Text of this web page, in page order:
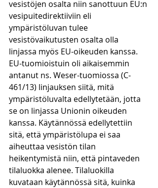
vesistöjen osalta niin sanottuun EU:n
vesipuitedirektiiviin eli
ympäristöluvan tulee
vesistövaikutusten osalta olla
linjassa myös EU-oikeuden kanssa.
EU-tuomioistuin oli aikaisemmin
antanut ns. Weser-tuomiossa (C-
461/13) linjauksen siitä, mitä
ympäristöluvalta edellytetään, jotta
se on linjassa Unionin oikeuden
kanssa. Käytännössä edellytettiin
sitä, että ympäristölupa ei saa
aiheuttaa vesistön tilan
heikentymistä niin, että pintaveden
tilaluokka alenee. Tilaluokilla
kuvataan käytännössä sitä, kuinka